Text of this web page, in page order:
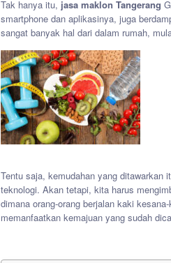
Tak hanya itu, jasa maklon Tangerang
smartphone dan aplikasinya, juga
sangat banyak hal dari dalam rumah,
Tentu saja, kemudahan yang ditawarkan
teknologi. Akan tetapi, kita harus
dimana orang-orang berjalan kaki
memanfaatkan kemajuan yang sudah